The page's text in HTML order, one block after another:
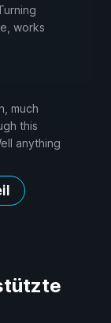
works
much
this
anything